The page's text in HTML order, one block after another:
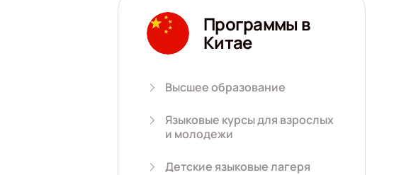
Программы в
Китае
Высшее образование
Языковые курсы для взрослых
и молодежи
Детские языковые лагеря